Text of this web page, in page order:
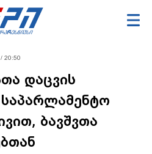
20:50
დაცვის
ბავშვთა